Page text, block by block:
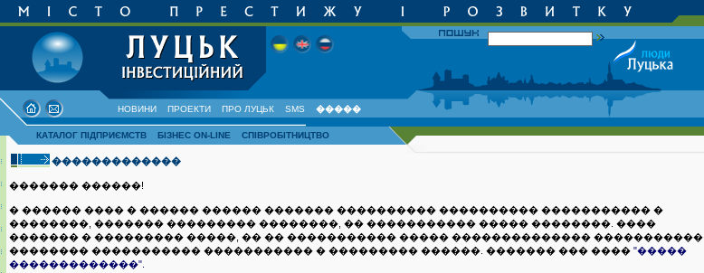
НОВИНИ ПРОЕКТИ ПРО ЛУЦЬК SMS �����
КАТАЛОГ ПІДПРИЄМСТВ БІЗНЕС ON-LINE СПІВРОБІТНИЦТВО
�������������
������� ������!
� ������ ���� � ������ ������ ������� ���������� ���������� ����������� �
��������, ������� ��������� ��������, �� ����������� ����� ��������. ����
������� � ��������� �����, �� �� ����������� ����� �������������� �����������
�������� ����������� ����������� � ��������� ������. ������� ��� ���� "�����
�������������".